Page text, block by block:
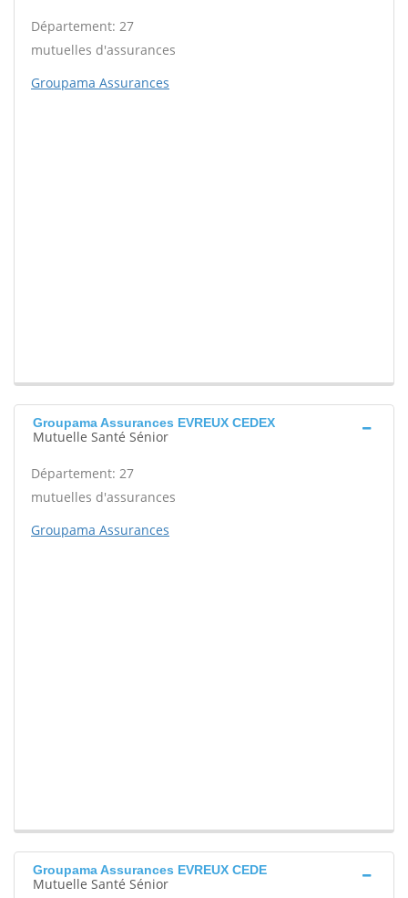
Département: 27
mutuelles d'assurances
Groupama Assurances
Groupama Assurances EVREUX CEDEX
Mutuelle Santé Sénior
Département: 27
mutuelles d'assurances
Groupama Assurances
Groupama Assurances EVREUX CEDE
Mutuelle Santé Sénior